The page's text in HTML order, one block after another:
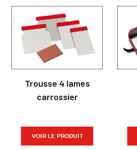
Trousse 4 lames
carrossier
VOIR LE PRODUIT